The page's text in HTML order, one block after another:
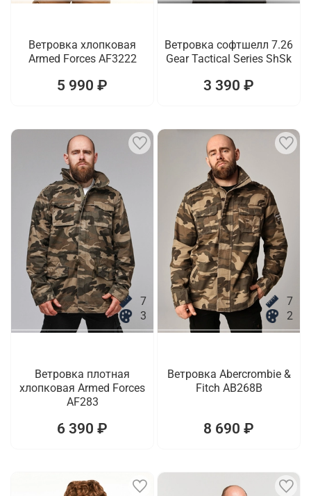
Ветровка хлопковая
Armed Forces AF3222
5 990 ₽
Ветровка софтшелл 7.26
Gear Tactical Series ShSk
3 390 ₽
7
3
Ветровка плотная
хлопковая Armed Forces
AF283
6 390 ₽
7
2
Ветровка Abercrombie &
Fitch AB268B
8 690 ₽